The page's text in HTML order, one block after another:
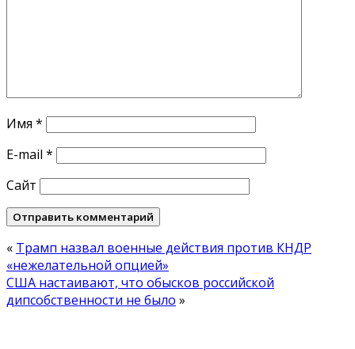
Имя *
E-mail *
Сайт
« Трамп назвал военные действия против КНДР
«нежелательной опцией»
США настаивают, что обысков российской
дипсобственности не было »